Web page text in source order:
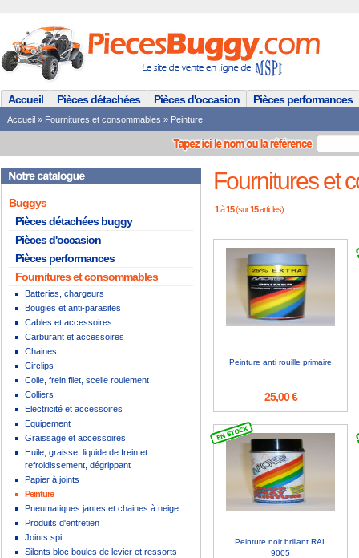
Accueil Pièces détachées Pièces d'occasion Pièces performances
Accueil » Fournitures et consommables » Peinture
Buggys
Pièces détachées buggy
Pièces d'occasion
Pièces performances
Fournitures et consommables
Batteries, chargeurs
Bougies et anti-parasites
Cables et accessoires
Carburant et accessoires
Chaines
Circlips
Colle, frein filet, scelle roulement
Colliers
Electricité et accessoires
Equipement
Graissage et accessoires
Huile, graisse, liquide de frein et
refroidissement, dégrippant
Papier à joints
Peinture
Pneumatiques jantes et chaines à neige
Produits d'entretien
Joints spi
Silents bloc boules de levier et ressorts
Fournitures et
1à15(sur15articles)
Peinture anti rouille primaire
25,00 €
Peinture noir brillant RAL
9005